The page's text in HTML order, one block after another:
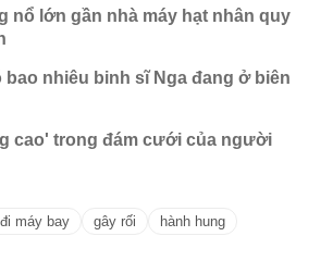
nổ lớn gần nhà máy hạt nhân quy
bao nhiêu binh sĩ Nga đang ở biên
cao' trong đám cưới của người
máy bay gây rối hành hung